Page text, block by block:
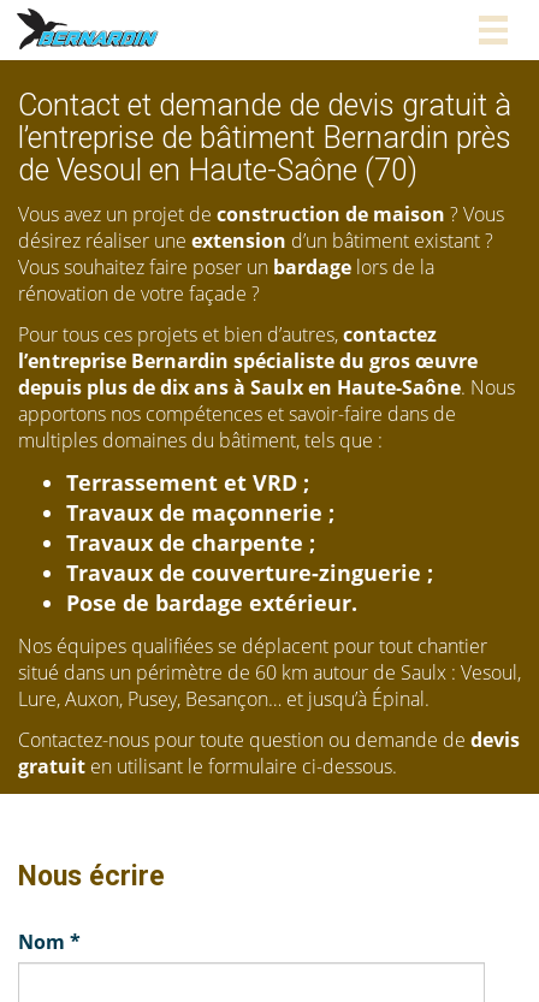
Contact et demande de devis gratuit à
l’entreprise de bâtiment Bernardin près
de Vesoul en Haute-Saône (70)
Vous avez un projet de construction de maison ? Vous
désirez réaliser une extension d’un bâtiment existant ?
Vous souhaitez faire poser un bardage lors de la
rénovation de votre façade ?
Pour tous ces projets et bien d’autres,contactez
l’entreprise Bernardin spécialiste du gros œuvre
depuis plus de dix ans à Saulx en Haute-Saône. Nous
apportons nos compétences et savoir-faire dans de
multiples domaines du bâtiment, tels que :
Terrassement et VRD ;
Travaux de maçonnerie ;
Travaux de charpente ;
Travaux de couverture-zinguerie ;
Pose de bardage extérieur.
Nos équipes qualifiées se déplacent pour tout chantier
situé dans un périmètre de 60 km autour de Saulx : Vesoul,
Lure, Auxon, Pusey, Besançon… et jusqu’à Épinal.
Contactez-nous pour toute question ou demande de devis
gratuit en utilisant le formulaire ci-dessous.
Nous écrire
Nom *